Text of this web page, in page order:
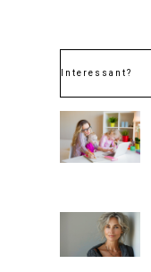
Interessant?